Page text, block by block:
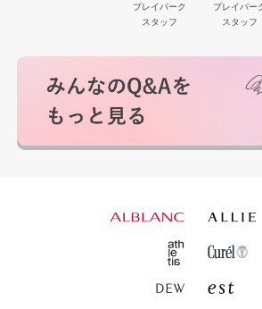
プレイパーク
スタッフ
プレイパー
スタッフ